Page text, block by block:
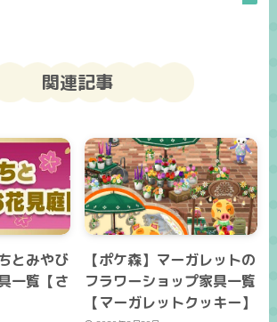
関連記事
とみやび
一覧【さ
【ポケ森】マーガレットの
フラワーショップ家具一覧
【マーガレットクッキー】